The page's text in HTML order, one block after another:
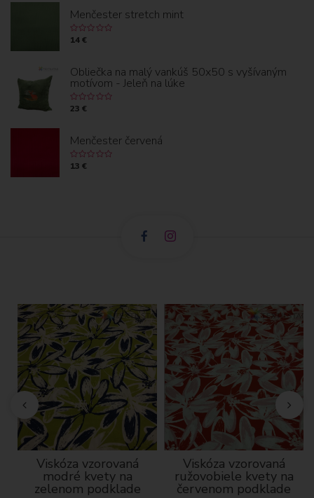
Menčester stretch mint
14 €
Obliečka na malý vankúš 50x50 s vyšívaným
motívom - Jeleň na lúke
23 €
Menčester červená
13 €
Viskóza vzorovaná
modré kvety na
zelenom podklade
Viskóza vzorovaná
ružovobiele kvety na
červenom podklade